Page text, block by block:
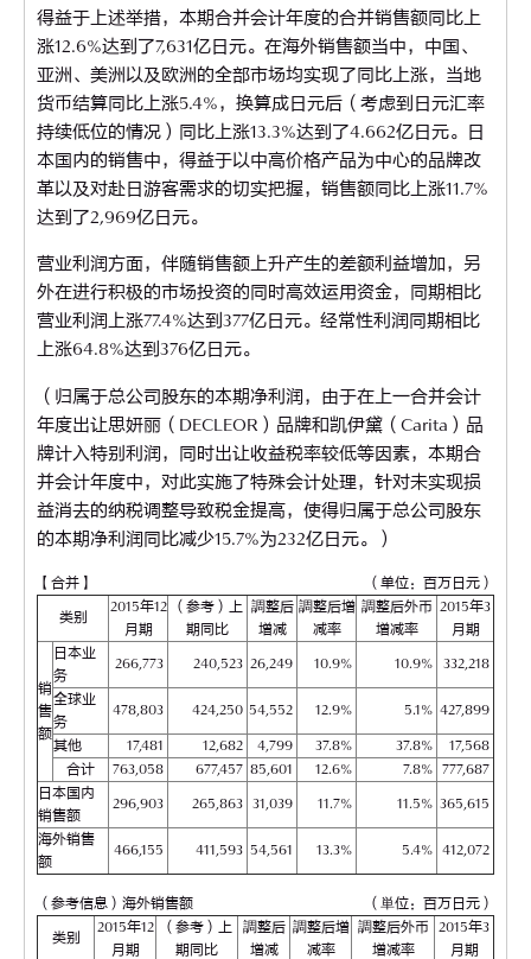
得益于上述举措，本期合并会计年度的合并销售额同比上
涨12.6%达到了7,631亿日元。在海外销售额当中，中国、
亚洲、美洲以及欧洲的全部市场均实现了同比上涨，当地
货币结算同比上涨5.4%，换算成日元后（考虑到日元汇率
持续低位的情况）同比上涨13.3%达到了4.662亿日元。日
本国内的销售中，得益于以中高价格产品为中心的品牌改
革以及对赴日游客需求的切实把握，销售额同比上涨11.7%
达到了2,969亿日元。
营业利润方面，伴随销售额上升产生的差额利益增加，另
外在进行积极的市场投资的同时高效运用资金，同期相比
营业利润上涨77.4%达到377亿日元。经常性利润同期相比
上涨64.8%达到376亿日元。
（归属于总公司股东的本期净利润，由于在上一合并会计
年度出让思妍丽（DECLEOR）品牌和凯伊黛（Carita）品
牌计入特别利润，同时出让收益税率较低等因素，本期合
并会计年度中，对此实施了特殊会计处理，针对未实现损
益消去的纳税调整导致税金提高，使得归属于总公司股东
的本期净利润同比减少15.7%为232亿日元。）
【合并】 （单位：百万日元）
类别
2015年12
月期
（参考）上
期同比
調整后
增减
調整后增
减率
調整后外币
增减率
2015年3
月期
销
售
额
日本业
务
266,773 240,523 26,249 10.9% 10.9% 332,218
全球业
务
478,803 424,250 54,552 12.9% 5.1% 427,899
其他 17,481 12,682 4,799 37.8% 37.8%
17,568
合计
763,058 677,457 85,601 12.6% 7.8% 777,687
日本国内
销售额
296,903 265,863 31,039 11.7% 11.5% 365,615
海外销售
额
466,155 411,593 54,561 13.3% 5.4% 412,072
（参考信息）海外销售额 （単位：百万日元）
类别
2015年12
月期
（参考）上
期同比
調整后
增减
調整后增
减率
調整后外币
增减率
2015年3
月期